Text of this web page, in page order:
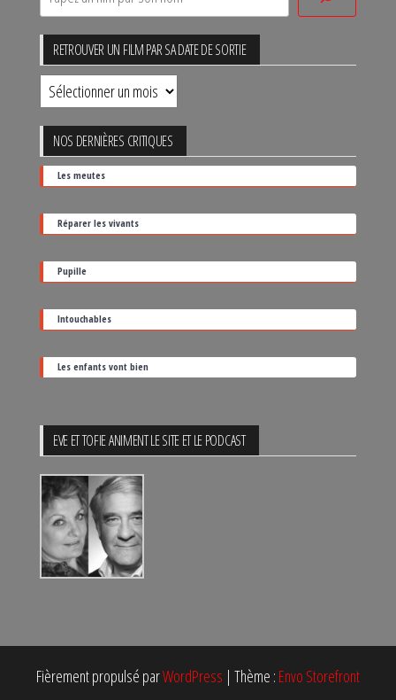
RETROUVER UN FILM PAR SA DATE DE SORTIE
Retrouver
un
film
par
sa
date
de
sortie
NOS DERNIÈRES CRITIQUES
Les meutes
Réparer les vivants
Pupille
Intouchables
Les enfants vont bien
EVE ET TOFIE ANIMENT LE SITE ET LE PODCAST
Fièrement propulsé parWordPress | Thème : Envo Storefront